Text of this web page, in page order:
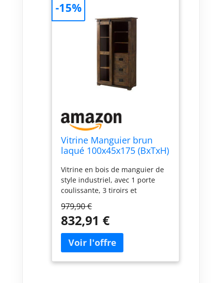
Vitrine Manguier brun
laqué 100x45x175 (BxTxH)
Vitrine en bois de manguier de
style industriel, avec 1 porte
coulissante, 3 tiroirs et
Matériaux de très grande
qualité, associant bois de
manguier massif et métal
texture intéressante : bois avec
marques de rabotage visibles,
sous un vernis brun Découvrir
979,90 €
832,91 €
-15%